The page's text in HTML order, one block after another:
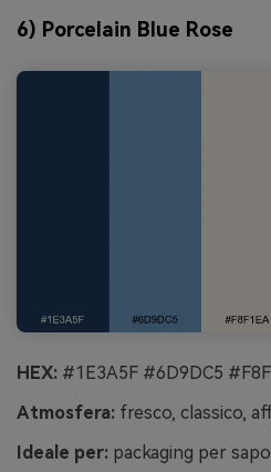
6) Porcelain Blue Rose
HEX: #1E3A5F #6D9DC5
Atmosfera: fresco, classico,
Ideale per: packaging per